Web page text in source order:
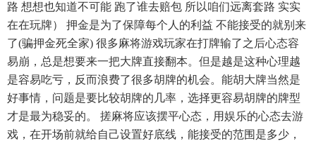
路 想想也知道不可能 跑了谁去赔包 所以咱们远离套路 实实
在在玩牌） 押金是为了保障每个人的利益 不能接受的就别来
了(骗押金死全家) 很多麻将游戏玩家在打牌输了之后心态容
易崩，总是想要来一把大牌直接翻本。但是越是这种心理越
是容易吃亏，反而浪费了很多胡牌的机会。能胡大牌当然是
好事情，问题是要比较胡牌的几率，选择更容易胡牌的牌型
才是最为稳妥的。 搓麻将应该摆平心态，用娱乐的心态去游
戏，在开场前就给自己设置好底线，能接受的范围是多少，